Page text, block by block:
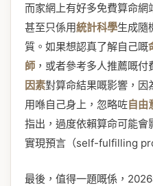
而家網上有好多免費算命
甚至只係用統計科學生成隨
質。如果想認真了解自己嘅
師 ，或者參考多人推薦嘅
因素對算命結果嘅影響，因
用喺自己身上，忽略咗自由
指出，過度依賴算命可能
實現預言（self-fulfilling
最後，值得一題嘅係，